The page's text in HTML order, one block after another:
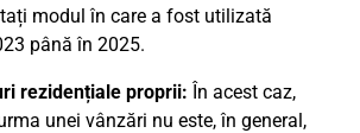
modul în care a fost utilizată
până în 2025.
rezidențiale proprii: În acest caz,
unei vânzări nu este, în general,